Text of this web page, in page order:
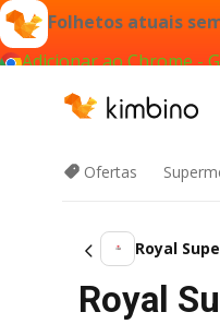
Folhetos atuais
Adicionar ao Chrome -
Ofertas
Royal
Royal